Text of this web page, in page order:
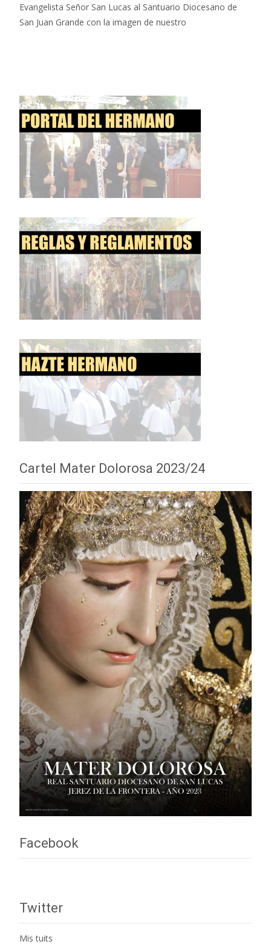
Evangelista Señor San Lucas al Santuario Diocesano de
San Juan Grande con la imagen de nuestro
Cartel Mater Dolorosa 2023/24
Facebook
Twitter
Mis tuits